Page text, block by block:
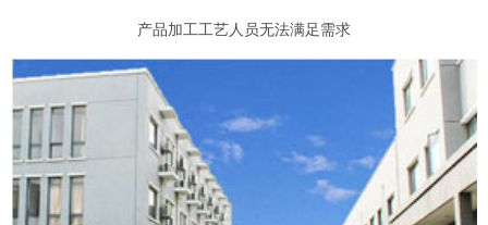
产品加工工艺人员无法满足需求